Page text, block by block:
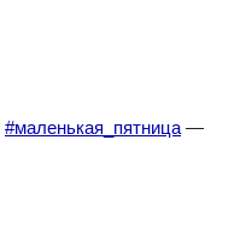
#маленькая_пятница —